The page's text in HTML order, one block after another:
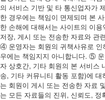
의 서비스 기반 및 타 통신업자가
한 경우에는 책임이 면제되며 본
한 손해에 대해서는 사이트의 이
저장, 게시 또는 전송한 자료와 관
④ 운영자는 회원의 귀책사유로 인
우에는 책임지지 아니합니다. ⑤
자 상호간, 기타 회원의 본 서비스
송, 기타 커뮤니티 활동 포함)에
는 회원이 게시 또는 전송한 자료
는 모든 자료들의 진위, 신뢰도,